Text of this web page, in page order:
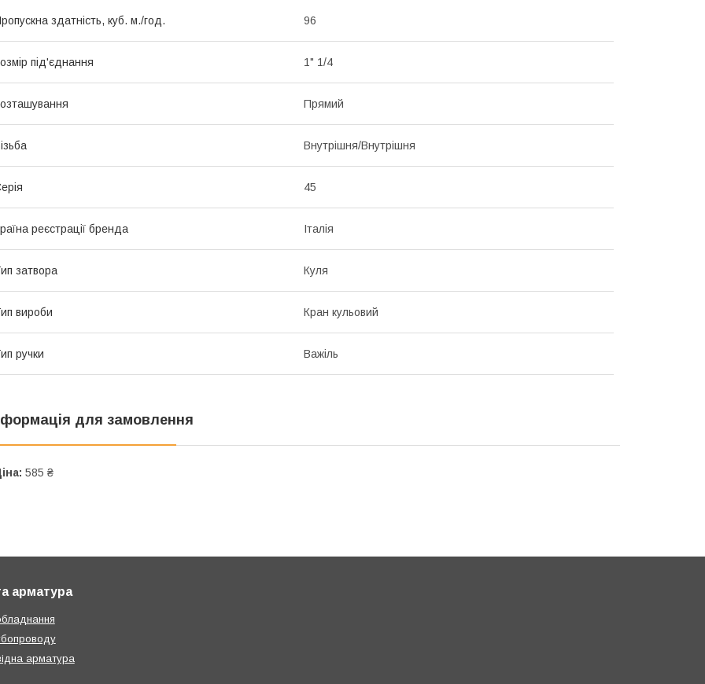
здатність, куб. м./год. 96
під'єднання 1" 1/4
Прямий
Внутрішня/Внутрішня
45
реєстрації бренда Італія
затвора Куля
вироби Кран кульовий
ручки Важіль
для замовлення
585 ₴
арматура
арматура